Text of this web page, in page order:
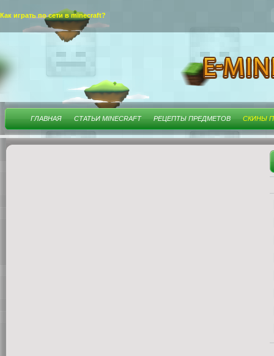
Как играть по сети в minecraft?
ГЛАВНАЯ СТАТЬИ MINECRAFT РЕЦЕПТЫ ПРЕДМЕТОВ СКИНЫ